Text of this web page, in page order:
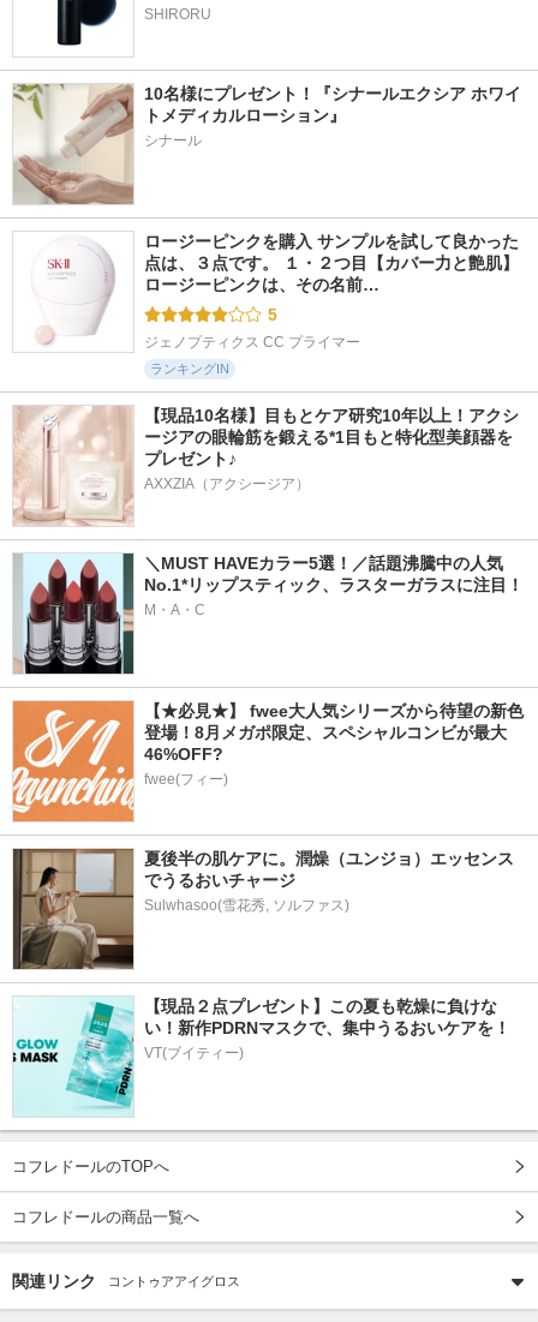
SHIRORU
10名様にプレゼント！『シナールエクシア ホワイ
トメディカルローション』
シナール
ロージーピンクを購入 サンプルを試して良かった
点は、３点です。 １・２つ目【カバー力と艶肌】
ロージーピンクは、その名前…
5
ジェノプティクス CC プライマー
ランキングIN
【現品10名様】目もとケア研究10年以上！アクシ
ージアの眼輪筋を鍛える*1目もと特化型美顔器を
プレゼント♪
AXXZIA（アクシージア）
＼MUST HAVEカラー5選！／話題沸騰中の人気
No.1*リップスティック、ラスターガラスに注目！
M・A・C
【★必見★】 fwee大人気シリーズから待望の新色
登場！8月メガポ限定、スペシャルコンビが最大
46%OFF?
fwee(フィー)
夏後半の肌ケアに。潤燥（ユンジョ）エッセンス
でうるおいチャージ
Sulwhasoo(雪花秀, ソルファス)
【現品２点プレゼント】この夏も乾燥に負けな
い！新作PDRNマスクで、集中うるおいケアを！
VT(ブイティー)
コフレドールのTOPへ
コフレドールの商品一覧へ
関連リンク コントゥアアイグロス